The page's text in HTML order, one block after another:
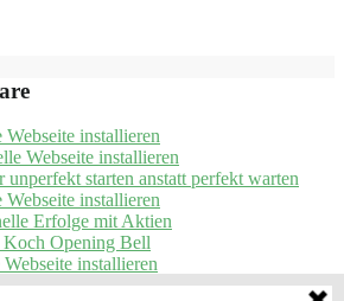
Webseite installieren
Webseite installieren
unperfekt starten anstatt perfekt warten
Webseite installieren
Erfolge mit Aktien
Koch Opening Bell
Webseite installieren
Webseite installieren